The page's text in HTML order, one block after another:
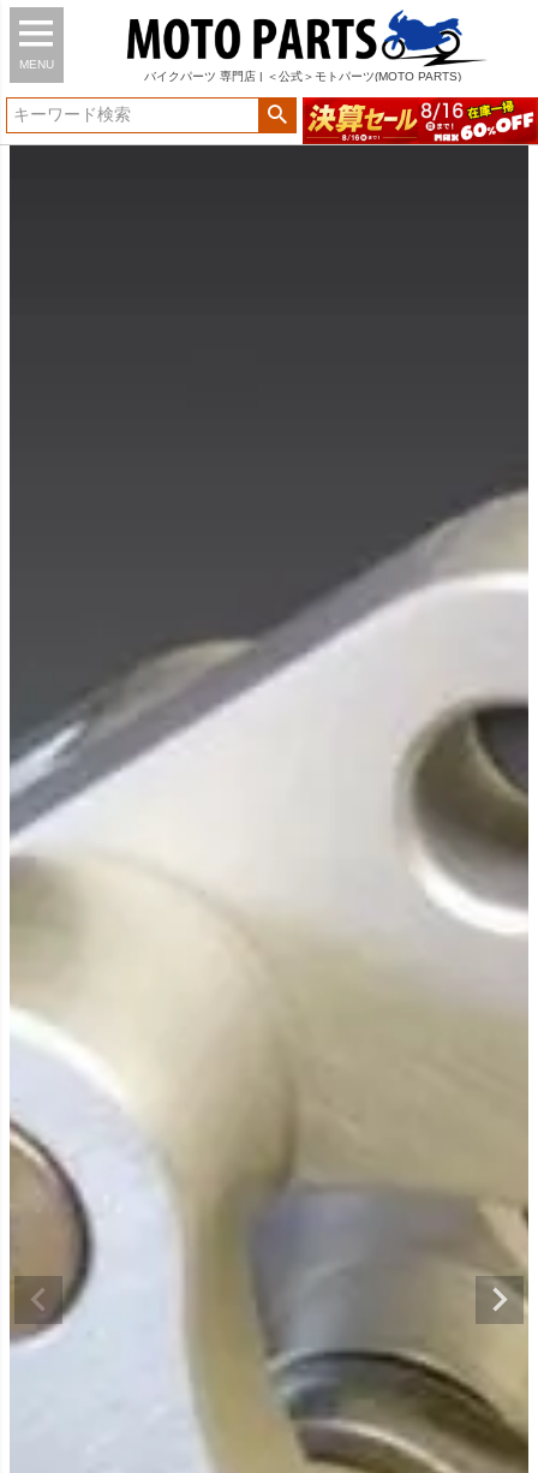
MENU
バイク パーツ 専門店 | ＜公式＞モトパーツ(MOTO PARTS)